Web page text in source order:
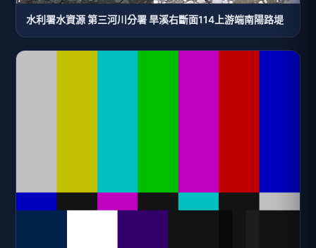
水利署水資源 第三河川分署 旱溪右斷面114上游端南陽路堤